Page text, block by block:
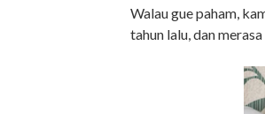
Walau gue paham,
tahun lalu, dan